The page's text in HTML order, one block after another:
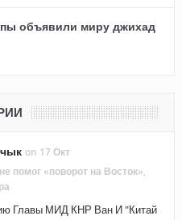
объявили миру джихад
on 17 Окт
помог «поворот на Восток»,
Главы МИД КНР Ван И "Китай